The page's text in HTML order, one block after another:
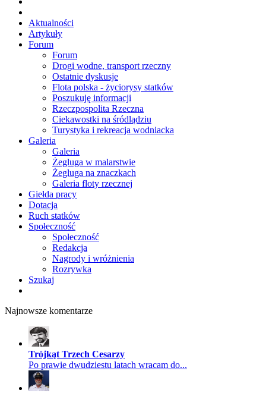
Aktualności
Artykuły
Forum
Forum
Drogi wodne, transport rzeczny
Ostatnie dyskusje
Flota polska - życiorysy statków
Poszukuję informacji
Rzeczpospolita Rzeczna
Ciekawostki na śródlądziu
Turystyka i rekreacja wodniacka
Galeria
Galeria
Żegluga w malarstwie
Żegluga na znaczkach
Galeria floty rzecznej
Giełda pracy
Dotacja
Ruch statków
Społeczność
Społeczność
Redakcja
Nagrody i wróżnienia
Rozrywka
Szukaj
Najnowsze komentarze
Trójkąt Trzech Cesarzy
Po prawie dwudziestu latach wracam do...